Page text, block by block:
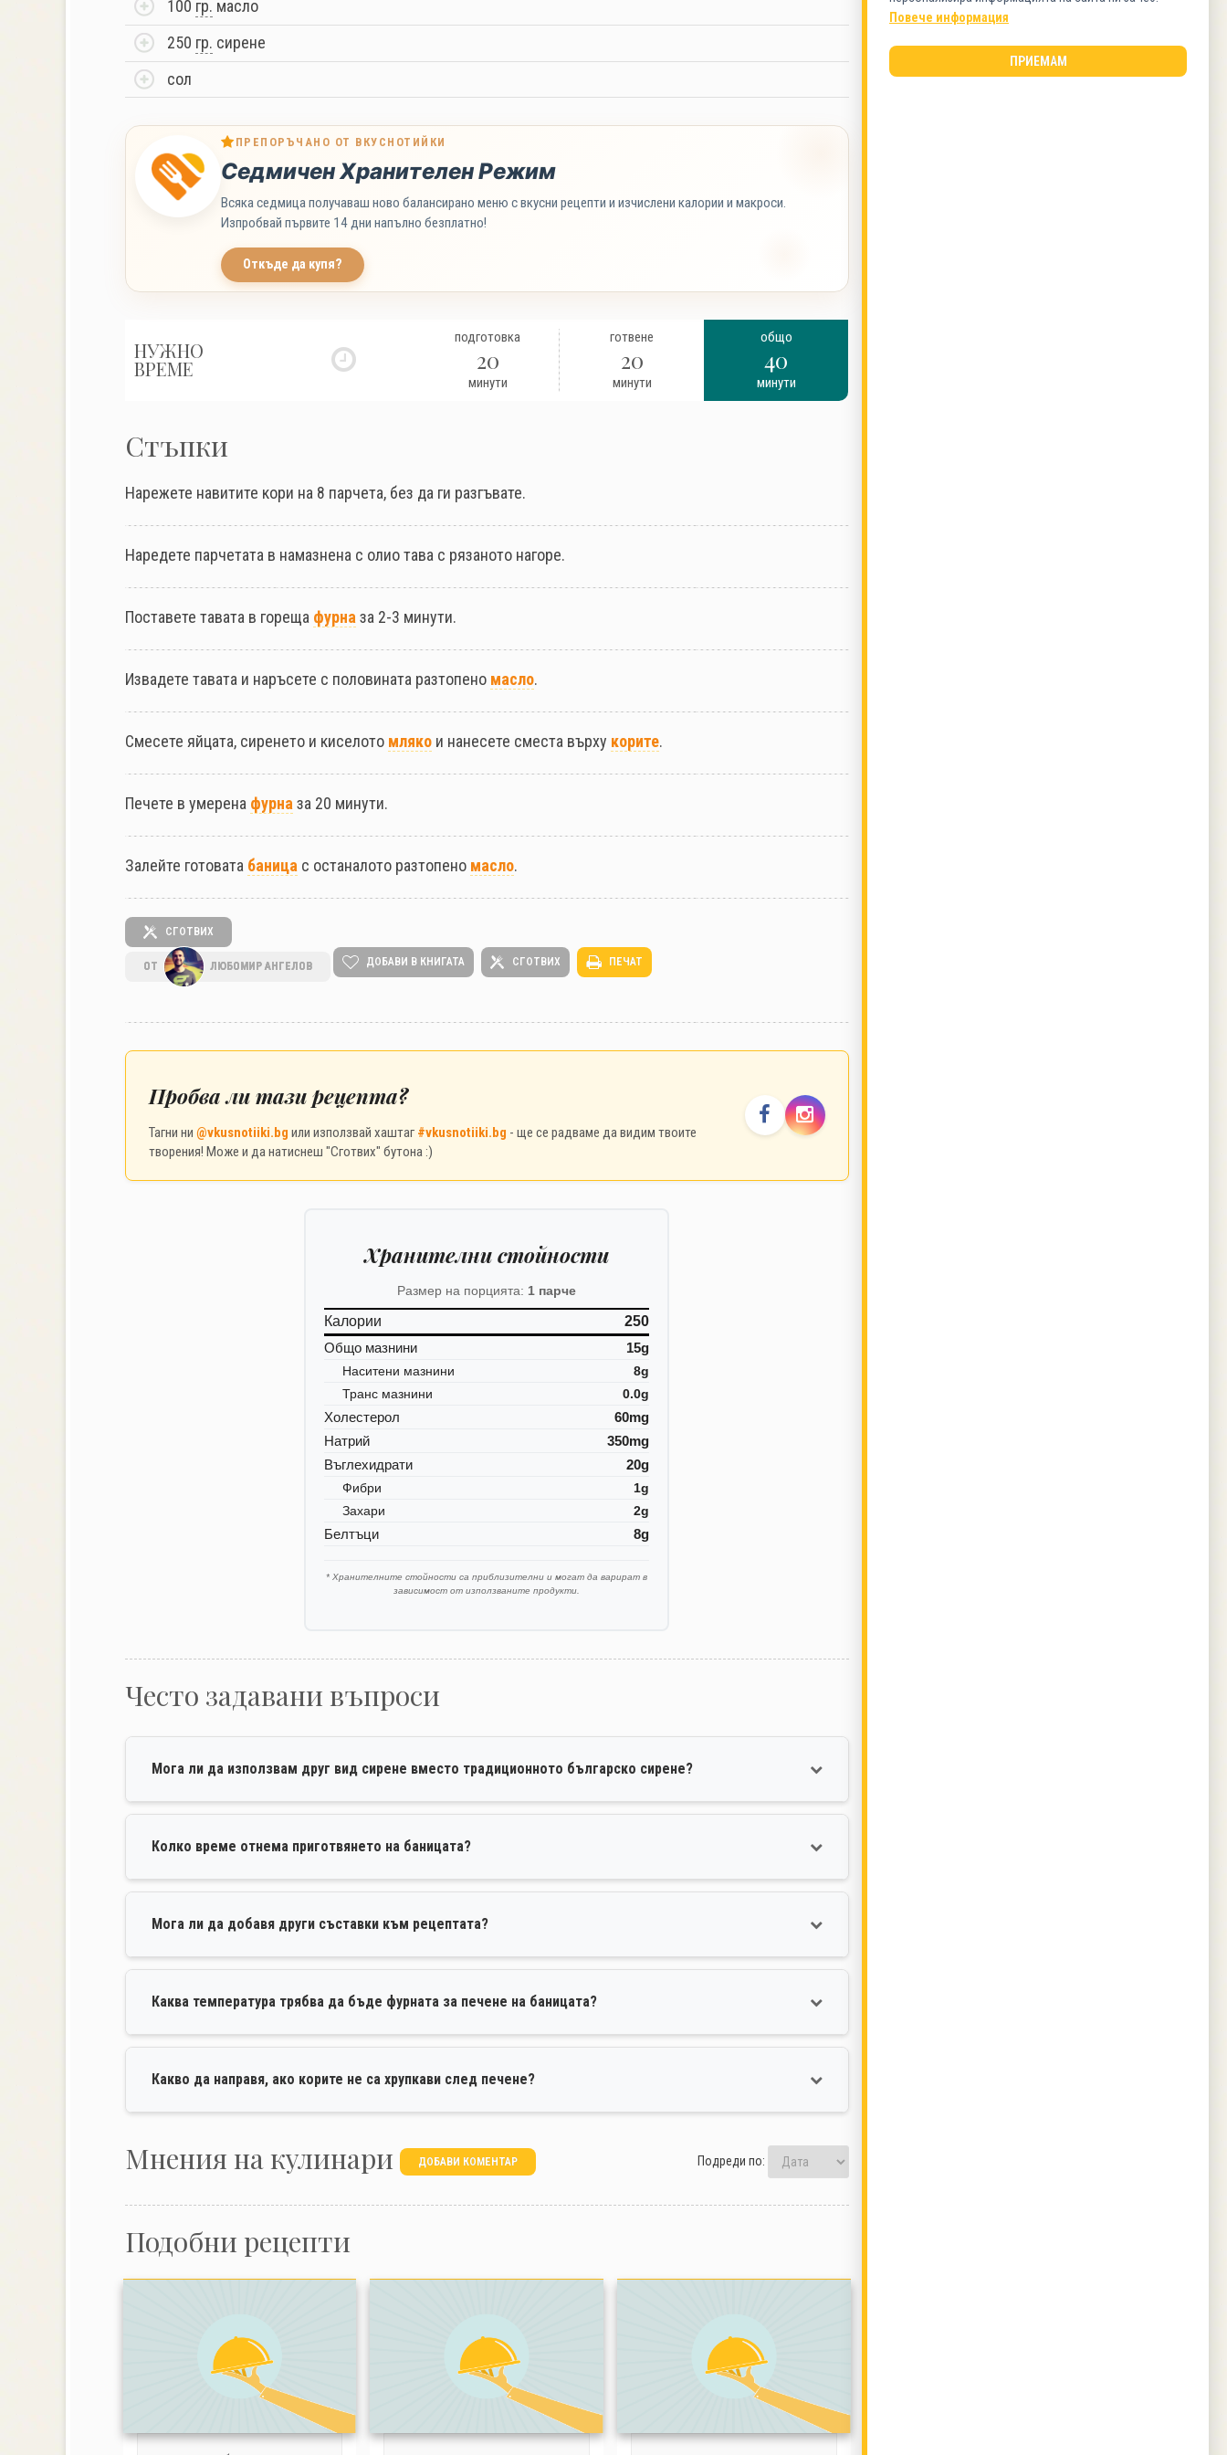
100 гр. масло
250 гр. сирене
сол
ПРЕПОРЪЧАНО ОТ ВКУСНОТИЙКИ
Седмичен Хранителен Режим
Всяка седмица получаваш ново балансирано меню с вкусни рецепти и изчислени калории и макроси.
Изпробвай първите 14 дни напълно безплатно!
Откъде да купя?
НУЖНО
ВРЕМЕ
подготовка
20
минути
готвене
20
минути
общо
40
минути
Стъпки
Нарежете навитите кори на 8 парчета, без да ги разгъвате.
Наредете парчетата в намазнена с олио тава с рязаното нагоре.
Поставете тавата в гореща фурна за 2-3 минути.
Извадете тавата и наръсете с половината разтопено масло.
Смесете яйцата, сиренето и киселото мляко и нанесете сместа върху корите.
Печете в умерена фурна за 20 минути.
Залейте готовата баница с останалото разтопено масло.
СГОТВИХ
ОТ ЛЮБОМИР АНГЕЛОВ ДОБАВИ В КНИГАТА СГОТВИХ ПЕЧАТ
Пробва ли тази рецепта?
Тагни ни @vkusnotiiki.bg или използвай хаштаг #vkusnotiiki.bg - ще се радваме да видим твоите
творения! Може и да натиснеш "Сготвих" бутона :)
Хранителни стойности
Размер на порцията: 1 парче
Калории
250
Общо мазнини
15g
Наситени мазнини
8g
Транс мазнини
0.0g
Холестерол
60mg
Натрий
350mg
Въглехидрати
20g
Фибри
1g
Захари
2g
Белтъци 8g
* Хранителните стойности са приблизителни и могат да варират в
зависимост от използваните продукти.
Често задавани въпроси
Мога ли да използвам друг вид сирене вместо традиционното българско сирене?
Колко време отнема приготвянето на баницата?
Мога ли да добавя други съставки към рецептата?
Каква температура трябва да бъде фурната за печене на баницата?
Какво да направя, ако корите не са хрупкави след печене?
Mнения на кулинари ДОБАВИ КОМЕНТАР Подреди по:
Подобни рецепти
ВИД КУХНЯ
Повече информация
ПРИЕМАМ